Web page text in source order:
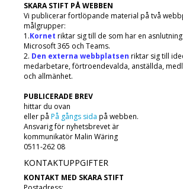
SKARA STIFT PÅ WEBBEN
Vi publicerar fortlöpande material på två
målgrupper:
1.Kornet riktar sig till de som har en
Microsoft 365 och Teams.
2. Den externa webbplatsen riktar sig till
medarbetare, förtroendevalda, anställda,
och allmänhet.
PUBLICERADE BREV
hittar du ovan
eller på På gångs sida på webben.
Ansvarig för nyhetsbrevet är
kommunikatör Malin Wäring
0511-262 08
KONTAKTUPPGIFTER
KONTAKT MED SKARA STIFT